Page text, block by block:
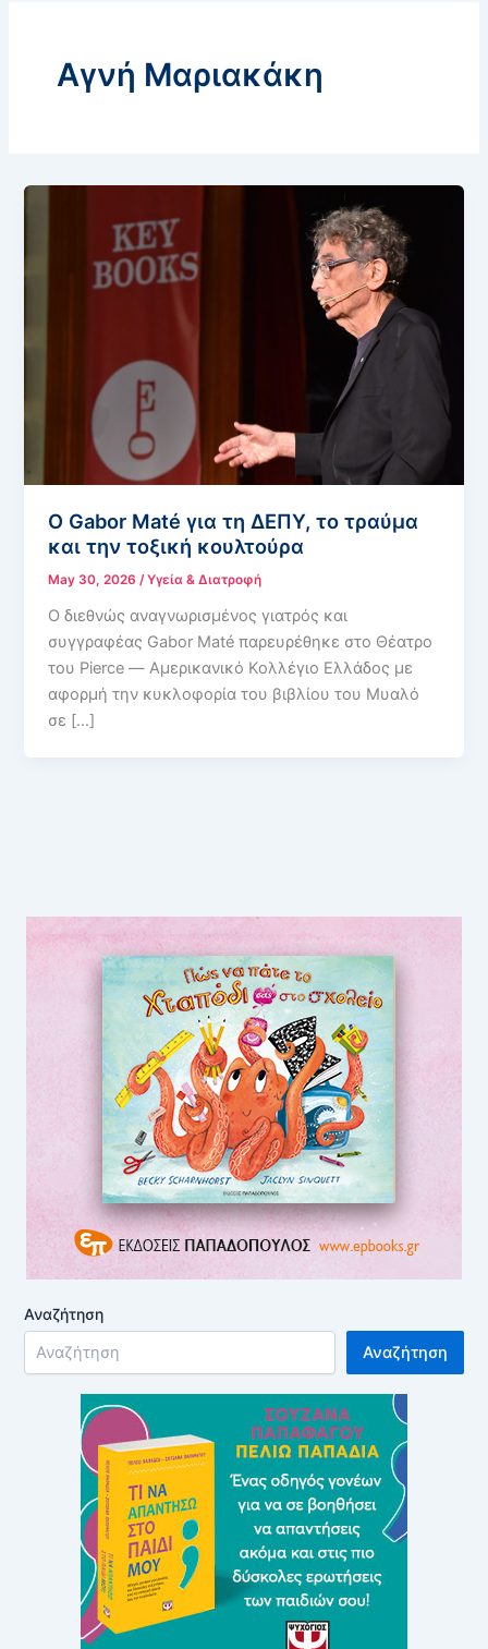
Αγνή Μαριακάκη
Ο Gabor Maté για τη ΔΕΠΥ, το τραύμα
και την τοξική κουλτούρα
May 30, 2026/Υγεία & Διατροφή
Ο διεθνώς αναγνωρισμένος γιατρός και
συγγραφέας Gabor Maté παρευρέθηκε στο Θέατρο
του Pierce — Αμερικανικό Κολλέγιο Ελλάδος με
αφορμή την κυκλοφορία του βιβλίου του Μυαλό
σε […]
Αναζήτηση
Αναζήτηση